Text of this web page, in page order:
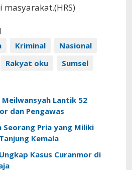
Kriminal
Nasional
Rakyat oku Sumsel
Lantik 52
dan Pengawas
Seorang Pria yang Miliki
Kemala
Kasus Curanmor di